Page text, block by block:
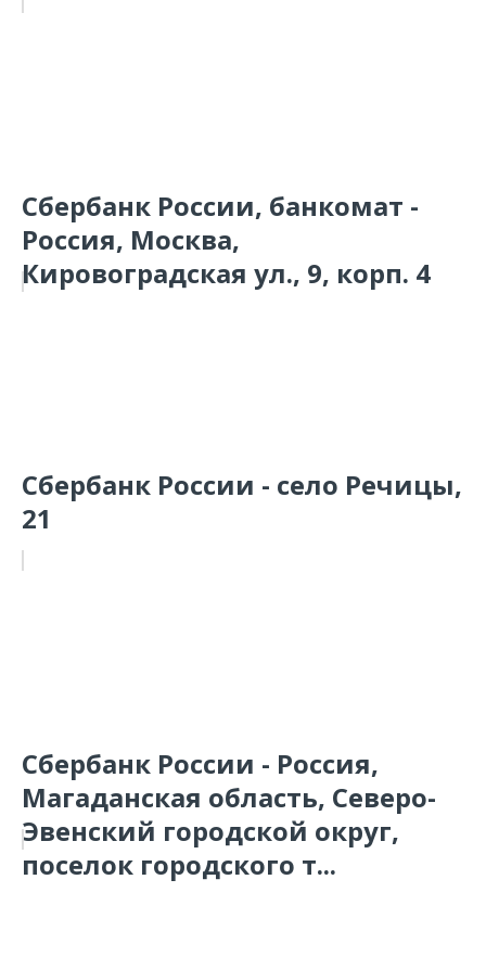
Сбербанк России, банкомат -
Россия, Москва,
Кировоградская ул., 9, корп. 4
Сбербанк России - село Речицы,
21
Сбербанк России - Россия,
Магаданская область, Северо-
Эвенский городской округ,
поселок городского т...